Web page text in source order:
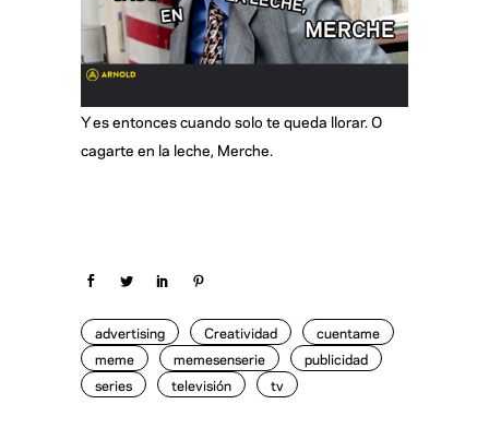
Y es entonces cuando solo te queda llorar. O
cagarte en la leche, Merche.
advertising Creatividad
cuentame
meme
memesenserie
publicidad
series
televisión tv